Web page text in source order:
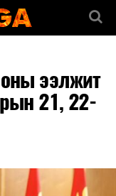
ээлжит
21, 22-